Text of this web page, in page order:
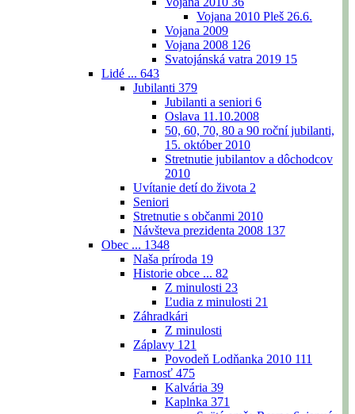
Vojana 2010 Pleš 26.6.
Vojana 2009
Vojana 2008 126
Svatojánská vatra 2019 15
Lidé ... 643
Jubilanti 379
Jubilanti a seniori 6
Oslava 11.10.2008
50, 60, 70, 80 a 90 roční jubilanti,
15. október 2010
Stretnutie jubilantov a dôchodcov
2010
Uvítanie detí do života 2
Seniori
Stretnutie s občanmi 2010
Návšteva prezidenta 2008 137
Obec ... 1348
Naša príroda 19
Historie obce ... 82
Z minulosti 23
Ľudia z minulosti 21
Záhradkári
Z minulosti
Záplavy 121
Povodeň Lodňanka 2010 111
Farnosť 475
Kalvária 39
Kaplnka 371